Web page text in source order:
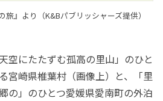
旅』より（K&Bパブリッシャーズ提供）
空にたたずむ孤高の里山」のひと
宮崎県椎葉村（画像上）と、「里
の」のひとつ愛媛県愛南町の外泊